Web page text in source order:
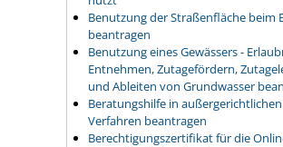
Benutzung der Straßenfläche beim
beantragen
Benutzung eines Gewässers -
Entnehmen, Zutagefördern,
und Ableiten von Grundwasser
Beratungshilfe in außergerichtlichen
Verfahren beantragen
Berechtigungszertifikat für die